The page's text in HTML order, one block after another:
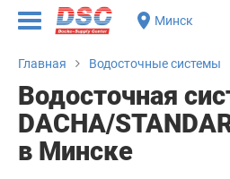
Минск
Главная Водосточные системы
Водосточная
DACHA/
в Минске